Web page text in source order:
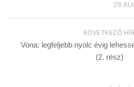
28
KÖVETKEZŐ HÍR
Vona: legfeljebb nyolc évig
(2. rész)